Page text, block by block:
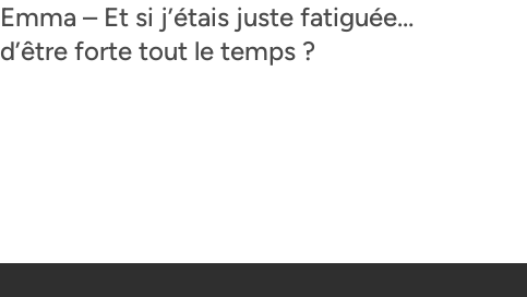
Emma – Et si j’étais juste fatiguée…
d’être forte tout le temps ?